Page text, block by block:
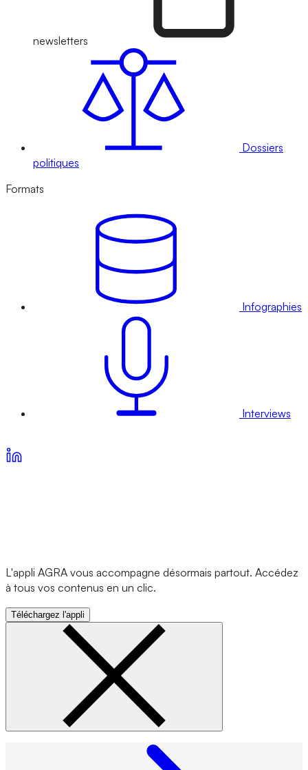
newsletters
Dossiers
politiques
Formats
Infographies
Interviews
L'appli AGRA vous accompagne désormais partout. Accédez
à tous vos contenus en un clic.
Téléchargez l'appli